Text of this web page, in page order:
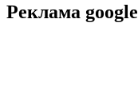
Реклама google